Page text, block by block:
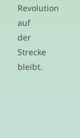
Revolution
auf
der
Strecke
bleibt.